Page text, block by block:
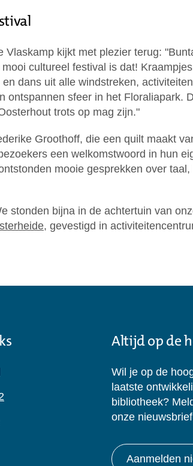
Vlaskamp kijkt met plezier terug:
cultureel festival is dat!
dans uit alle windstreken,
ontspannen sfeer in het Floraliapark.
trots op mag zijn."
Groothoff, die een quilt maakt
een welkomstwoord in hun
mooie gesprekken over taal,
stonden bijna in de achtertuin van
, gevestigd in
Altijd op de
Wil je op de
laatste
bibliotheek?
onze
Aanmelden